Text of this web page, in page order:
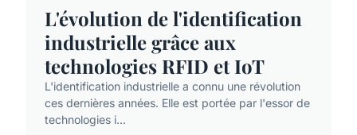
L'évolution de l'identification
industrielle grâce aux
technologies RFID et IoT
L'identification industrielle a connu une révolution
ces dernières années. Elle est portée par l'essor de
technologies i...